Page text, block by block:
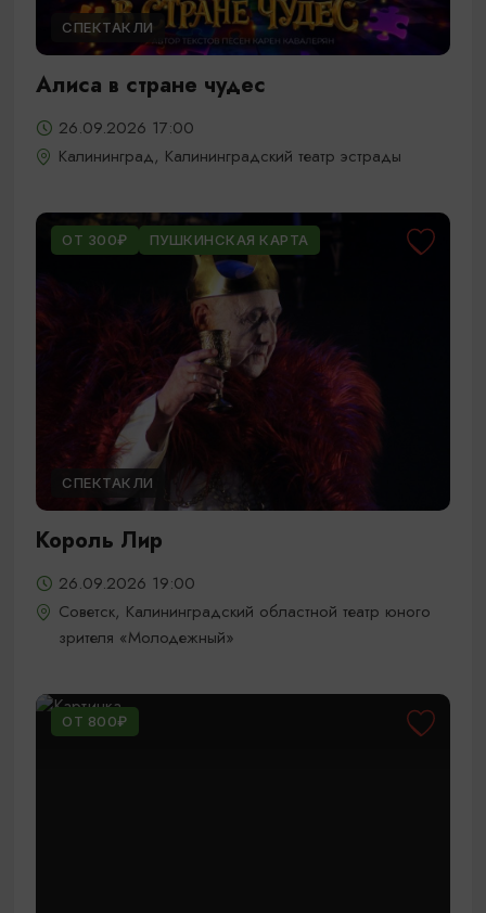
СПЕКТАКЛИ
Алиса в стране чудес
26.09.2026 17:00
Калининград, Калининградский театр эстрады
ОТ 300₽ ПУШКИНСКАЯ КАРТА
СПЕКТАКЛИ
Король Лир
26.09.2026 19:00
Советск, Калининградский областной театр юного
зрителя «Молодежный»
ОТ 800₽